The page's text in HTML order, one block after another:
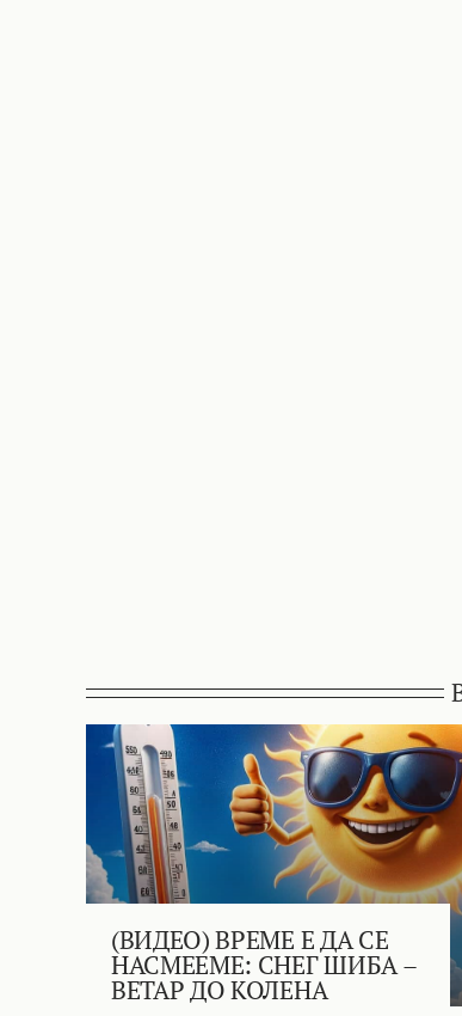
(ВИДЕО) ВРЕМЕ Е ДА СЕ
НАСМЕЕМЕ: СНЕГ ШИБА –
ВЕТАР ДО КОЛЕНА